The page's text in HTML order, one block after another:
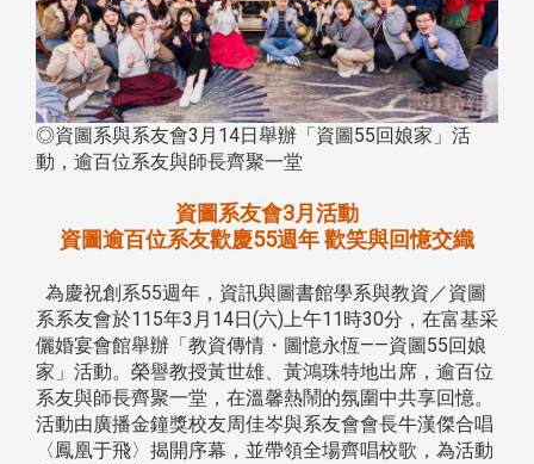
◎資圖系與系友會3月14日舉辦「資圖55回娘家」活
動，逾百位系友與師長齊聚一堂
資圖系友會3月活動
資圖逾百位系友歡慶55週年 歡笑與回憶交織
為慶祝創系55週年，資訊與圖書館學系與教資／資圖
系系友會於115年3月14日(六)上午11時30分，在富基采
儷婚宴會館舉辦「教資傳情・圖憶永恆——資圖55回娘
家」活動。榮譽教授黃世雄、黃鴻珠特地出席，逾百位
系友與師長齊聚一堂，在溫馨熱鬧的氛圍中共享回憶。
活動由廣播金鐘獎校友周佳岑與系友會會長牛漢傑合唱
〈鳳凰于飛〉揭開序幕，並帶領全場齊唱校歌，為活動